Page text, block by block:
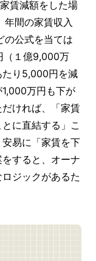
賃減額をした場
間の家賃収入
の公式を当ては
（１億9,000万
たり5,000円を減
万円も下が
ければ、「家賃
に直結する」こ
易に「家賃を下
すると、オーナ
ジックがあるた